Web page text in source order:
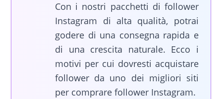
Con i nostri pacchetti di follower
Instagram di alta qualità, potrai
godere di una consegna rapida e
di una crescita naturale. Ecco i
motivi per cui dovresti acquistare
follower da uno dei migliori siti
per comprare follower Instagram.